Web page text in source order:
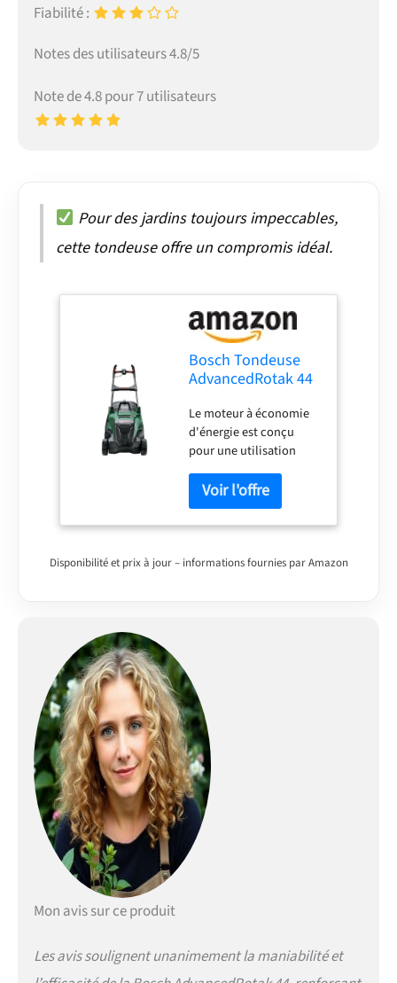
Fiabilité :
Notes des utilisateurs 4.8/5
Note de 4.8 pour 7 utilisateurs
Pour des jardins toujours impeccables,
cette tondeuse offre un compromis idéal.
Bosch Tondeuse
AdvancedRotak 44
Le moteur à économie
d'énergie est conçu
pour une utilisation
efficace de l'énergie et
offre une expérience de
tonte puissante
Manœuvre et rangement
poignées Ergoflex avec
GrassCombs aident à
couper les bords La
hauteur peut être réglée
sur 7 niveaux de 25 mm
à 80 mm en appuyant
sur un bouton
Disponibilité et prix à jour – informations fournies par Amazon
Mon avis sur ce produit
Les avis soulignent unanimement la maniabilité et